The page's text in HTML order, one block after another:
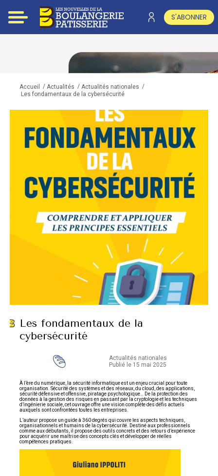
S'ABONNER
Accueil / Actualités / Actualités nationales /
Les fondamentaux de la cybersécurité
Les fondamentaux de la
cybersécurité
Actualités nationales
Publié le 15 mai 2025
À l’ère du numérique, la sécurité informatique est un enjeu crucial pour toute
organisation. Sécurité des systèmes et des réseaux, du cloud, des applications,
sécurité défensive et offensive, piratage psychologique… De la protection des
données à la gestion des risques en passant par la cryptologie et les techniques
d’ingénierie sociale, cet ouvrage offre une vision complète des défis actuels
auxquels sont confrontées toutes les entreprises.
L’auteur propose un guide à 360 degrés qui couvre les aspects techniques,
organisationnels et humains de la cybersécurité. Destiné aux professionnels
comme aux débutants, il propose des outils concrets et des retours d’expérience
pour acquérir une maîtrise des concepts clés et développer de réelles
compétences pratiques.